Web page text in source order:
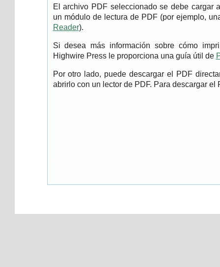
El archivo PDF seleccionado se debe cargar
un módulo de lectura de PDF (por ejemplo,
Reader).
Si desea más información sobre cómo
Highwire Press le proporciona una guía útil de
Por otro lado, puede descargar el PDF
abrirlo con un lector de PDF. Para descargar el